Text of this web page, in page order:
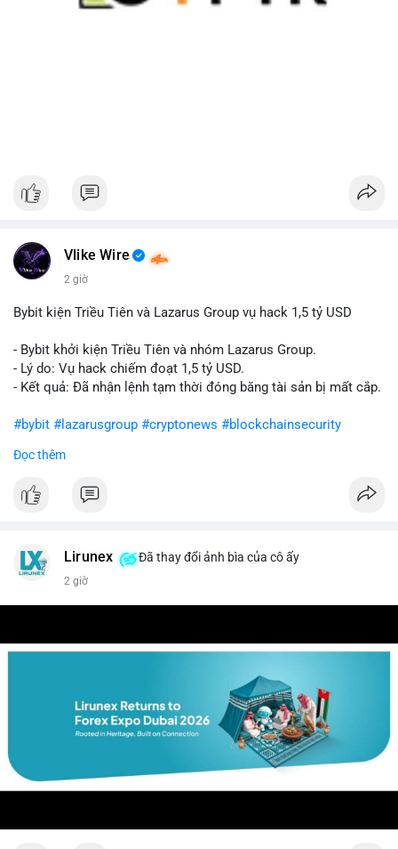
Vlike Wire
2 giờ
Bybit kiện Triều Tiên và Lazarus Group vụ hack 1,5 tỷ USD
- Bybit khởi kiện Triều Tiên và nhóm Lazarus Group.
- Lý do: Vụ hack chiếm đoạt 1,5 tỷ USD.
- Kết quả: Đã nhận lệnh tạm thời đóng băng tài sản bị mất cắp.
#bybit #lazarusgroup #cryptonews #blockchainsecurity
$btc $eth
#vlikevn #titanbot
Đọc thêm
Lirunex Đã thay đổi ảnh bìa của cô ấy
2 giờ